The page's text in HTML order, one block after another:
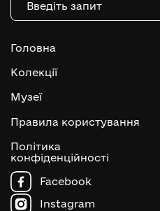
Головна
Колекції
Музеї
Правила користування
Політика
конфіденційності
Facebook
Instagram